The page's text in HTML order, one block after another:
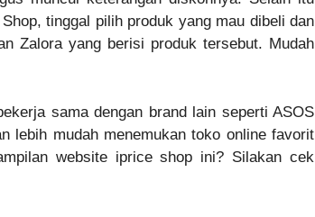
tinggal pilih produk yang mau dibeli dan
Zalora yang berisi produk tersebut. Mudah
sama dengan brand lain seperti ASOS
lebih mudah menemukan toko online favorit
website iprice shop ini? Silakan cek